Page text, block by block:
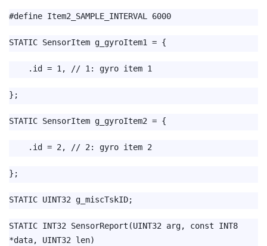
#define Item2_SAMPLE_INTERVAL 6000
STATIC SensorItem g_gyroItem1 = {
.id = 1, // 1: gyro item 1
};
STATIC SensorItem g_gyroItem2 = {
.id = 2, // 2: gyro item 2
};
STATIC UINT32 g_miscTskID;
STATIC INT32 SensorReport(UINT32 arg, const INT8
*data, UINT32 len)